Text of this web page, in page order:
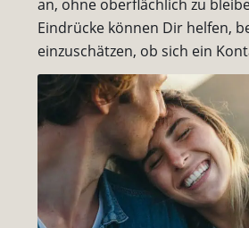
an, ohne oberflächlich zu
Eindrücke können Dir helfen,
einzuschätzen, ob sich ein